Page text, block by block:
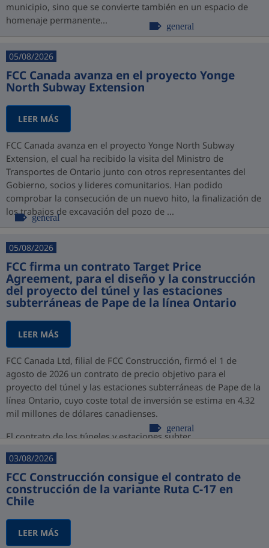
municipio, sino que se convierte también en un espacio de
homenaje permanente...
general
05/08/2026
FCC Canada avanza en el proyecto Yonge
North Subway Extension
LEER MÁS
FCC Canada avanza en el proyecto Yonge North Subway
Extension, el cual ha recibido la visita del Ministro de
Transportes de Ontario junto con otros representantes del
Gobierno, socios y lideres comunitarios. Han podido
comprobar la consecución de un nuevo hito, la finalización de
los trabajos de excavación del pozo de ...
general
05/08/2026
FCC firma un contrato Target Price
Agreement, para el diseño y la construcción
del proyecto del túnel y las estaciones
subterráneas de Pape de la línea Ontario
LEER MÁS
FCC Canada Ltd, filial de FCC Construcción, firmó el 1 de
agosto de 2026 un contrato de precio objetivo para el
proyecto del túnel y las estaciones subterráneas de Pape de la
línea Ontario, cuyo coste total de inversión se estima en 4.32
mil millones de dólares canadienses.
El contrato de los túneles y estaciones subter...
general
03/08/2026
FCC Construcción consigue el contrato de
construcción de la variante Ruta C-17 en
Chile
LEER MÁS